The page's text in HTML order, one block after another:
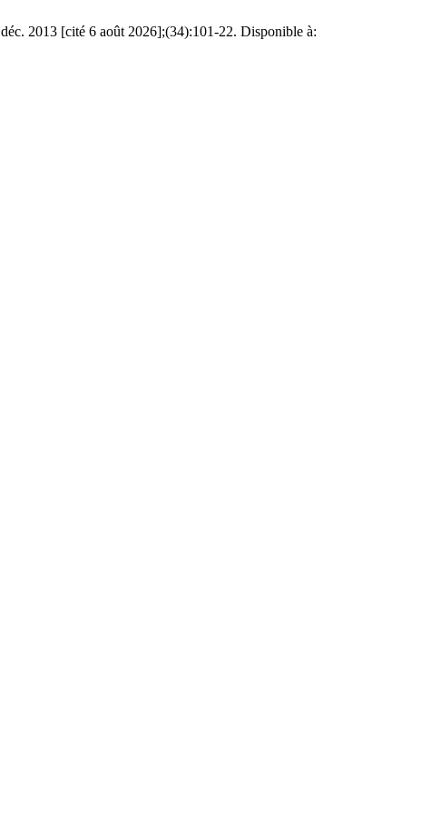
2013 [cité 6 août 2026];(34):101-22. Disponible à: